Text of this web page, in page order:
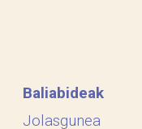
Baliabideak
Jolasgunea